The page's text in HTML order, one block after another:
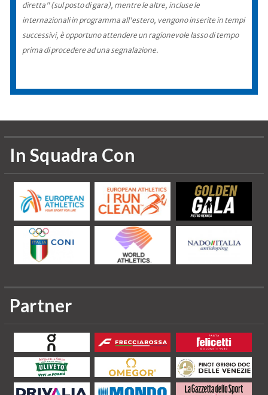
diretta" (sul posto di gara), mentre le altre, incluse le
internazionali in programma all'estero, vengono inserite in tempi
successivi, è opportuno attendere un ragionevole lasso di tempo
prima di procedere ad una segnalazione.
In Squadra Con
Partner